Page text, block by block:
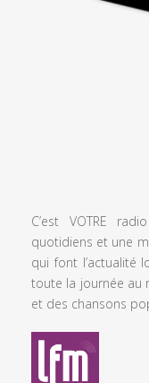
C’est VOTRE
quotidiens et une
qui font l’actualité
toute la journée au
et des chansons